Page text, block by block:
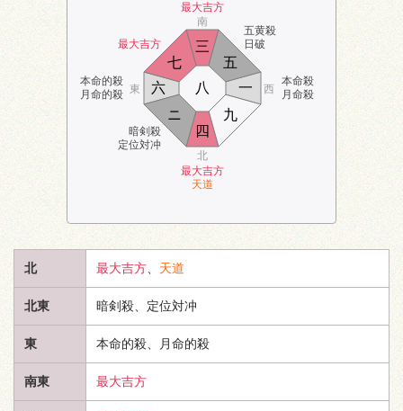
最大吉方
最大吉方
五黄殺
日破
本命的殺
月命的殺
本命殺
月命殺
暗剣殺
定位対冲
最大吉方
天道
南
北
東 西
四
五
六
七
八
九
一
ニ
三
北 最大吉方、 天道
北東 暗剣殺、定位対冲
東 本命的殺、月命的殺
南東 最大吉方